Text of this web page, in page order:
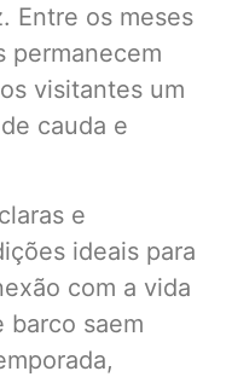
Entre os meses
permanecem
visitantes um
cauda e
e
ideais para
com a vida
barco saem